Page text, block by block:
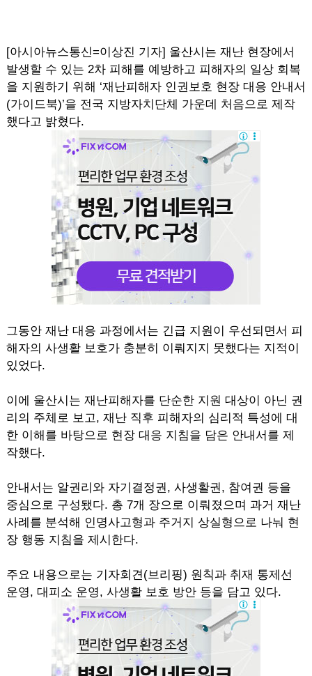
[아시아뉴스통신=이상진 기자] 울산시는 재난 현장에서
발생할 수 있는 2차 피해를 예방하고 피해자의 일상 회복
을 지원하기 위해 ‘재난피해자 인권보호 현장 대응 안내서
(가이드북)’을 전국 지방자치단체 가운데 처음으로 제작
했다고 밝혔다.
그동안 재난 대응 과정에서는 긴급 지원이 우선되면서 피
해자의 사생활 보호가 충분히 이뤄지지 못했다는 지적이
있었다.
이에 울산시는 재난피해자를 단순한 지원 대상이 아닌 권
리의 주체로 보고, 재난 직후 피해자의 심리적 특성에 대
한 이해를 바탕으로 현장 대응 지침을 담은 안내서를 제
작했다.
안내서는 알권리와 자기결정권, 사생활권, 참여권 등을
중심으로 구성됐다. 총 7개 장으로 이뤄졌으며 과거 재난
사례를 분석해 인명사고형과 주거지 상실형으로 나눠 현
장 행동 지침을 제시한다.
주요 내용으로는 기자회견(브리핑) 원칙과 취재 통제선
운영, 대피소 운영, 사생활 보호 방안 등을 담고 있다.